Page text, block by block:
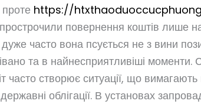
https://
повернення коштів лише на
часто вона псується не з вини
та в найнесприятливіші
створює ситуації, що
облігації. В установах